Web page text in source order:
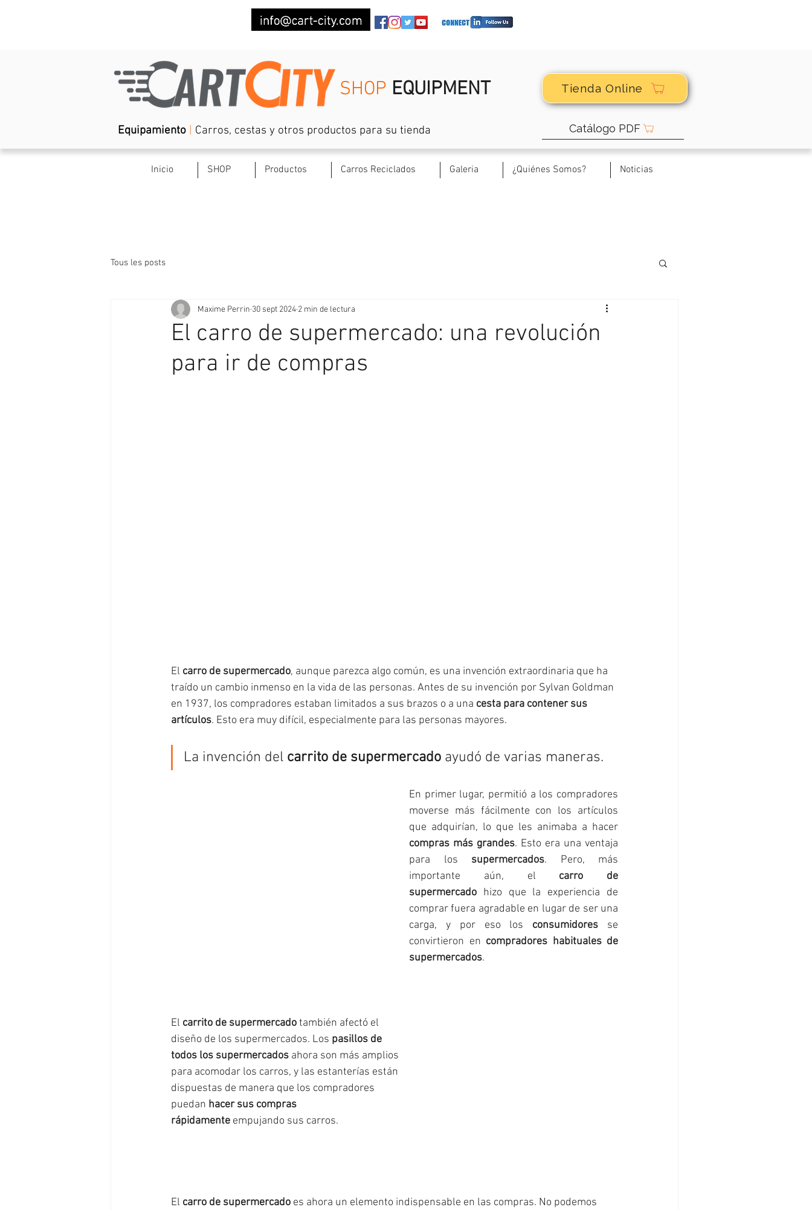
SHOP EQUIPMENT
Equipamiento | Carros, cestas y otros productos para su tienda
Tienda Online
Catálogo PDF
Inicio SHOP Productos Carros Reciclados Galeria ¿Quiénes Somos? Noticias
Tous les posts
El carro de supermercado: una revolución
para ir de compras
Maxime Perrin 30 sept 2024 2 min de lectura
El carro de supermercado, aunque parezca algo común, es una invención extraordinaria que ha
traído un cambio inmenso en la vida de las personas. Antes de su invención por Sylvan Goldman
en 1937, los compradores estaban limitados a sus brazos o a una cesta para contener sus
artículos. Esto era muy difícil, especialmente para las personas mayores.
La invención del carrito de supermercado ayudó de varias maneras.
En primer lugar, permitió a los compradores
moverse más fácilmente con los artículos
compras más grandes. Esto era una ventaja
para los supermercados. Pero, más
importante aún, el carro de
supermercado hizo que la experiencia de
comprar fuera agradable en lugar de ser una
carga, y por eso los consumidores se
convirtieron en compradores habituales de
supermercados.
El carrito de supermercado también afectó el
diseño de los supermercados. Los pasillos de
todos los supermercados ahora son más amplios
para acomodar los carros, y las estanterías están
dispuestas de manera que los compradores
puedan hacer sus compras
rápidamente empujando sus carros.
El carro de supermercado es ahora un elemento indispensable en las compras. No podemos